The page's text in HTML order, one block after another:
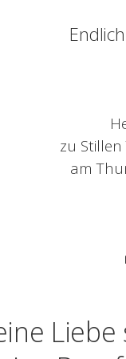
zu
am
Liebe